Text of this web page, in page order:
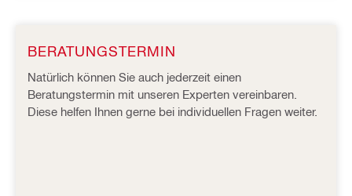
BERATUNGSTERMIN
Natürlich können Sie auch jederzeit einen
Beratungstermin mit unseren Experten vereinbaren.
Diese helfen Ihnen gerne bei individuellen Fragen weiter.